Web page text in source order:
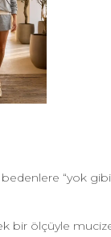
bedenlere “yok
bir ölçüyle